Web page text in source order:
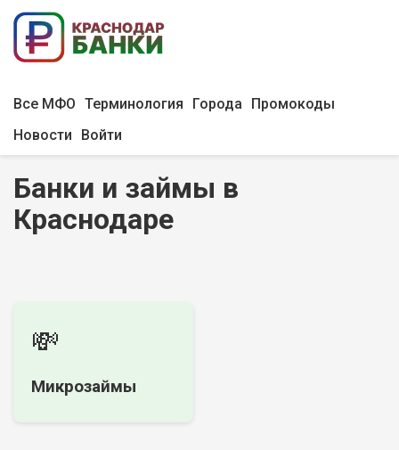
Все МФО Терминология Города
Промокоды
Новости
Войти
Банки и займы в
Краснодаре
💸
Микрозаймы